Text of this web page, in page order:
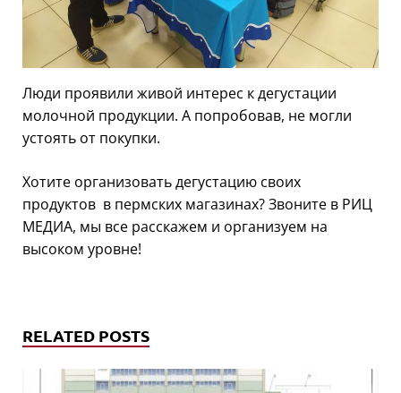
Люди проявили живой интерес к дегустации
молочной продукции. А попробовав, не могли
устоять от покупки.
Хотите организовать дегустацию своих
продуктов в пермских магазинах? Звоните в РИЦ
МЕДИА, мы все расскажем и организуем на
высоком уровне!
RELATED POSTS